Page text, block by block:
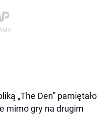
„The Den” pamiętało
mimo gry na drugim